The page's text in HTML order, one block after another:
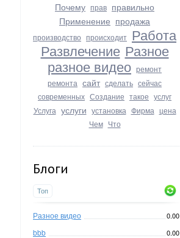
Почему прав правильно
Применение продажа
производство происходит Работа
Развлечение Разное
разное видео ремонт
ремонта сайт сделать сейчас
современных Создание такое услуг
Услуга услуги установка Фирма цена
Чем Что
Блоги
Топ
Разное видео 0.00
bbb 0.00